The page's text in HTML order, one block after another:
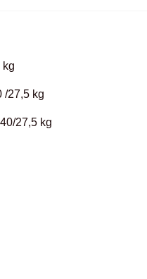
kg
/27,5 kg
27,5 kg